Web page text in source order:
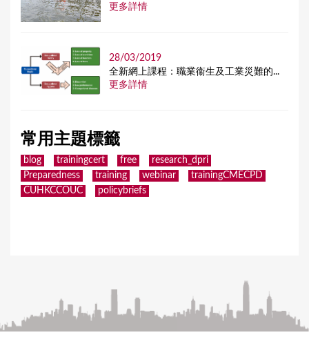
更多詳情
28/03/2019
全新網上課程：職業衞生及工業災難的...
更多詳情
常用主題標籤
blog trainingcert free
research_dpri
Preparedness
training webinar
trainingCMECPD
CUHKCCOUC
policybriefs